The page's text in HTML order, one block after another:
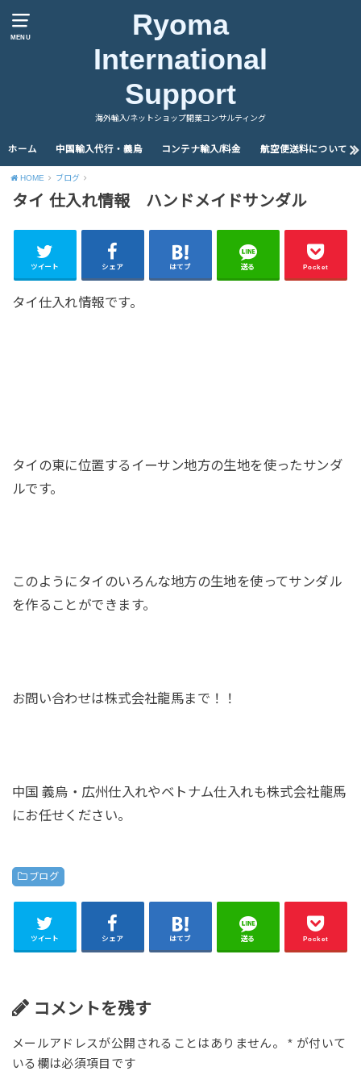
MENU
Ryoma
International
Support
海外輸入/ネットショップ開業コンサルティング
ホーム 中国輸入代行・義烏 コンテナ輸入/料金 航空便送料について
HOME ブログ
タイ 仕入れ情報 ハンドメイドサンダル
ツイート シェア はてブ 送る Pocket
タイ仕入れ情報です。
タイの東に位置するイーサン地方の生地を使ったサンダ
ルです。
このようにタイのいろんな地方の生地を使ってサンダル
を作ることができます。
お問い合わせは株式会社龍馬まで！！
中国 義烏・広州仕入れやベトナム仕入れも株式会社龍馬
にお任せください。
ブログ
ツイート シェア はてブ 送る Pocket
コメントを残す
メールアドレスが公開されることはありません。 * が付いて
いる欄は必須項目です